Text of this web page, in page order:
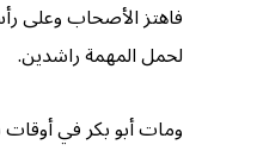
فاهتز الأصحاب وعلى
لحمل المهمة راشدين.
ومات أبو بكر في أوقات